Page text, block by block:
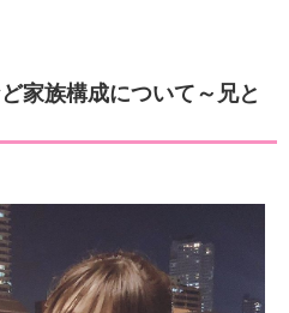
家族構成について～兄と